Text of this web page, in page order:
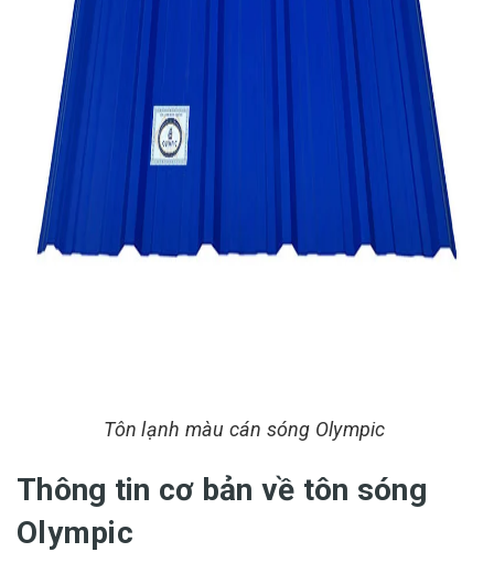
Tôn lạnh màu cán sóng Olympic
Thông tin cơ bản về tôn sóng
Olympic